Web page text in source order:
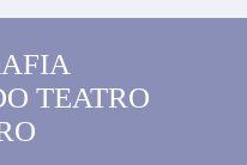
TEATRO